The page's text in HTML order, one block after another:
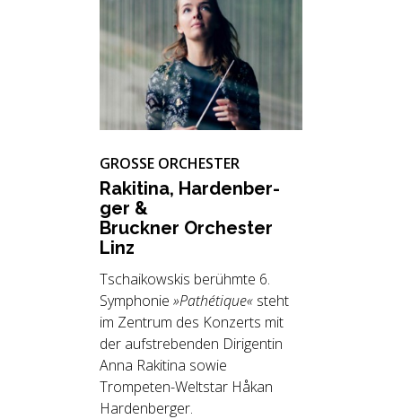
GROSSE ORCHESTER
Ra­ki­ti­na, Har­den­ber­
ger &
Bruck­ner Or­ches­ter
Linz
Tschaikowskis berühmte 6.
Symphonie »Pathétique«steht
im Zentrum des Konzerts mit
der aufstrebenden Dirigentin
Anna Rakitina sowie
Trompeten-Weltstar Håkan
Hardenberger.